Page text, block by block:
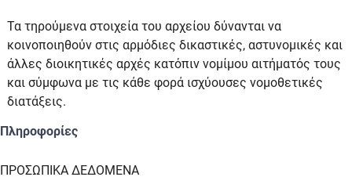
Πληροφορίες
ΠΡΟΣΩΠΙΚΑ ΔΕΔΟΜΕΝΑ
Τα τηρούμενα στοιχεία του αρχείου δύνανται να
κοινοποιηθούν στις αρμόδιες δικαστικές, αστυνομικές και
άλλες διοικητικές αρχές κατόπιν νομίμου αιτήματός τους
και σύμφωνα με τις κάθε φορά ισχύουσες νομοθετικές
διατάξεις.